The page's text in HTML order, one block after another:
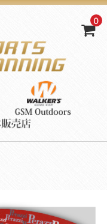
0